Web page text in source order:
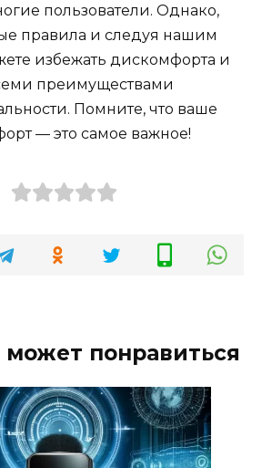
пользователи. Однако,
правила и следуя нашим
избежать дискомфорта и
преимуществами
Помните, что ваше
— это самое важное!
понравиться